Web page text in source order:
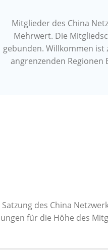
Mitglieder des China
Mehrwert. Die
gebunden. Willkommen
angrenzenden Regionen
Satzung des China
für die Höhe des